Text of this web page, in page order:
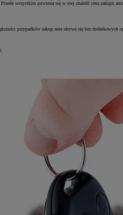
wszystkim powinna się w niej znaleźć cena zakupu
przypadków zakup auta obywa się bez dodatkowych